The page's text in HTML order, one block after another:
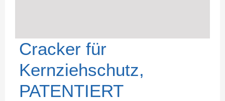
Cracker für
Kernziehschutz,
PATENTIERT